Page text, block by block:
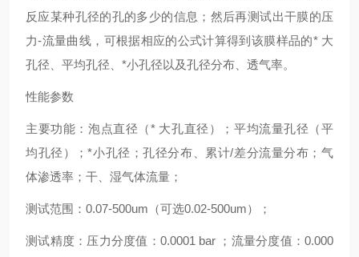
反应某种孔径的孔的多少的信息；然后再测试出干膜的压
力-流量曲线，可根据相应的公式计算得到该膜样品的* 大
孔径、平均孔径、 *小孔径以及孔径分布、透气率。
性能参数
主要功能：泡点直径（* 大孔直径）；平均流量孔径（平
均孔径）；*小孔径；孔径分布、累计/差分流量分布；气
体渗透率；干、湿气体流量；
测试范围： 0.07-500um （可选0.02-500um）；
测试精度：压力分度值： 0.0001 bar ；流量分度值： 0.000